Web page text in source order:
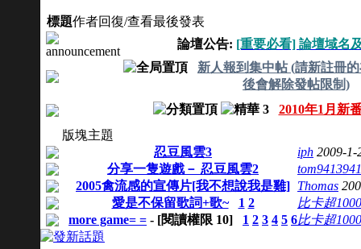
標題作者回復/查看最後發表
論壇公告: [重要必看] 論壇域名
新人報到集中帖 (請新註冊
後會解除發帖限制)
2010年1月新
版塊主題
忍豆風雲3
iph 2009-1-
分享一隻遊戲－ 忍豆風雲2
2005禽流感的宣傳片[我不想說我是雞] Thomas
愛是不保留歌詞+歌~
1 2
比卡超1000
more game= = - [閱讀權限 10] 1 2 3 4 5 6比卡超1000